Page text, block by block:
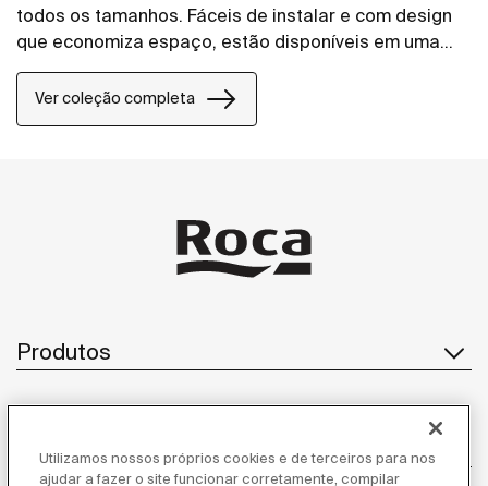
todos os tamanhos. Fáceis de instalar e com design
que economiza espaço, estão disponíveis em uma
Ver coleção completa
Produtos
Atendimento ao cliente
Utilizamos nossos próprios cookies e de terceiros para nos
ajudar a fazer o site funcionar corretamente, compilar